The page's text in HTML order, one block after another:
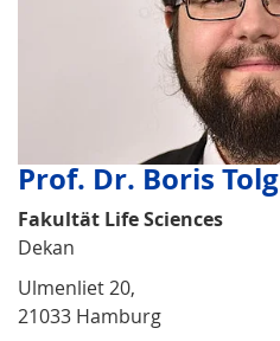
Prof. Dr. Boris Tolg
Fakultät Life Sciences
Dekan
Ulmenliet 20,
21033 Hamburg